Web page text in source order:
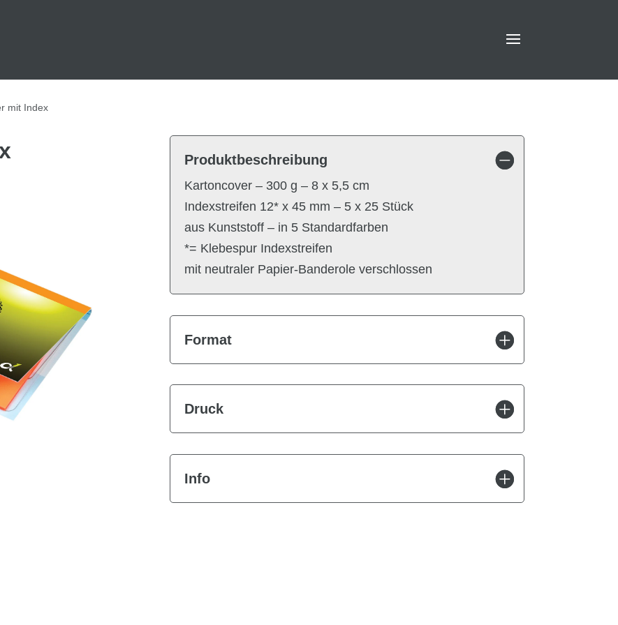
mit Index
Produktbeschreibung
Kartoncover – 300 g – 8 x 5,5 cm
Indexstreifen 12* x 45 mm – 5 x 25 Stück
aus Kunststoff – in 5 Standardfarben
*= Klebespur Indexstreifen
mit neutraler Papier-Banderole verschlossen
Format
Druck
Info